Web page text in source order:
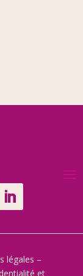
légales –
et